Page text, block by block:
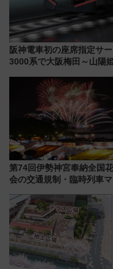
阪神電車初の座席指定サ
3000系で大阪梅田～山陽
第74回伊勢神宮奉納全国
会の交通規制・臨時列車マ
セス